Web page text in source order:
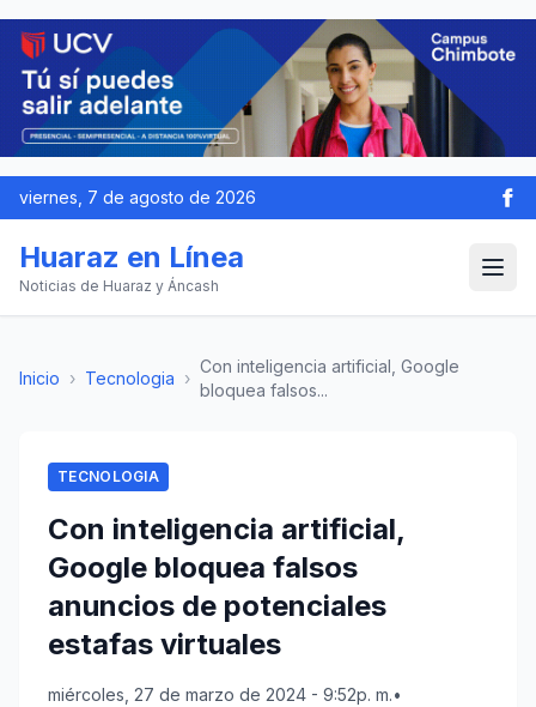
viernes, 7 de agosto de 2026
Huaraz en Línea
Noticias de Huaraz y Áncash
Inicio › Tecnologia ›
Con inteligencia artificial, Google
bloquea falsos...
TECNOLOGIA
Con inteligencia artificial,
Google bloquea falsos
anuncios de potenciales
estafas virtuales
miércoles, 27 de marzo de 2024 - 9:52p. m.•